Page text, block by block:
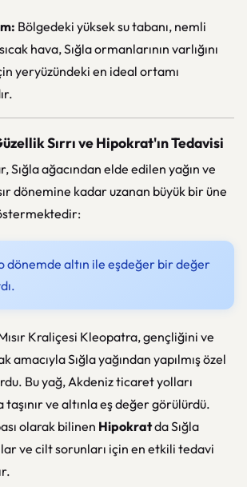
Bölgedeki yüksek su tabanı, nemli
hava, Sığla ormanlarının varlığını
yeryüzündeki en ideal ortamı
Sırrı ve Hipokrat'ın Tedavisi
Sığla ağacından elde edilen yağın ve
dönemine kadar uzanan büyük bir üne
o dönemde altın ile eşdeğer bir değer
Kraliçesi Kleopatra, gençliğini ve
amacıyla Sığla yağından yapılmış özel
Bu yağ, Akdeniz ticaret yolları
taşınır ve altınla eş değer görülürdü.
olarak bilinen Hipokratda Sığla
ve cilt sorunları için en etkili tedavi